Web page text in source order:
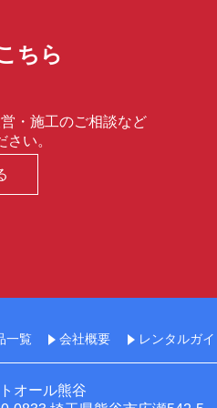
ちら
・施工のご相談など
い。
一覧 会社概要 レンタルガイ
オール熊谷